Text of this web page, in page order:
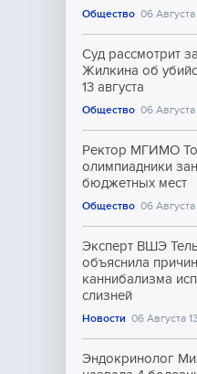
Общество 06 Августа
Суд рассмотрит
Жилкина об
13 августа
Общество 06 Августа
Ректор МГИМО
олимпиадники
бюджетных мест
Общество 06 Августа
Эксперт ВШЭ
объяснила
каннибализма
слизней
Новости 06 Августа
Эндокринолог